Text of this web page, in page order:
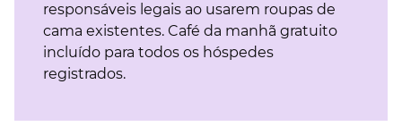
responsáveis legais ao usarem roupas de
cama existentes. Café da manhã gratuito
incluído para todos os hóspedes
registrados.